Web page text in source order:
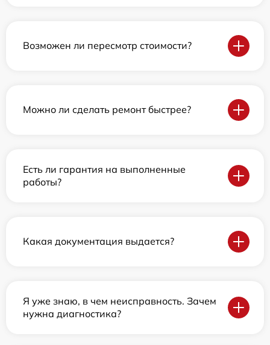
Возможен ли пересмотр стоимости?
Можно ли сделать ремонт быстрее?
Есть ли гарантия на выполненные
работы?
Какая документация выдается?
Я уже знаю, в чем неисправность. Зачем
нужна диагностика?